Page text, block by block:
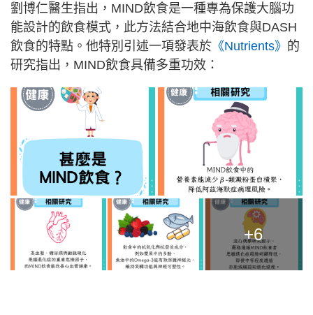
劉博仁醫生指出，MIND飲食是一種專為保護大腦功
能設計的飲食模式，此方法結合地中海飲食與DASH
飲食的特點。他特別引述一項發表於 《Nutrients》 的
研究指出，MIND飲食具備多重功效：
+6